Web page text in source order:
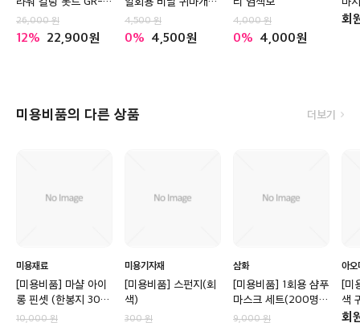
R10 (100개입)
26,000
12 22,900
100매입
4,500
0 4,500
4,000
0 4,000
회
미용비품의 다른 상품 더보기
미용재료
[미용비품] 마샬 아이
롱 핀셋 (한봉지 30
개)
10,000
미용기자재
[미용비품] 스펀지(회
색)
300
삼화
[미용비품] 1회용 샴푸
마스크 세트(200명
분)
9,000
아
[미
색
명
회